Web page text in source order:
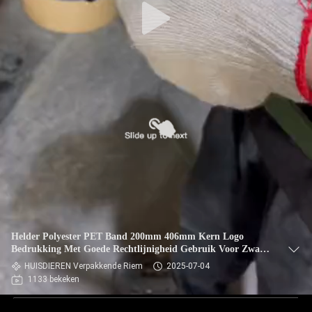
Helder Polyester PET Band 200mm 406mm Kern Logo
Bedrukking Met Goede Rechtlijnigheid Gebruik Voor Zware
VrachtHUISDIEREN Verpakkende Riem
2025-07-04
1133 bekeken